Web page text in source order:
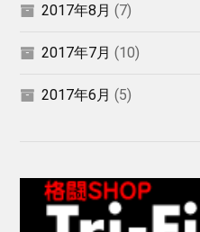
2017年8月 (7)
2017年7月 (10)
2017年6月 (5)